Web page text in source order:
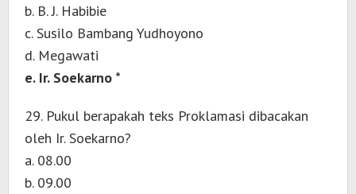
b. B. J. Habibie
c. Susilo Bambang Yudhoyono
d. Megawati
e. Ir. Soekarno *
29. Pukul berapakah teks Proklamasi dibacakan
oleh Ir. Soekarno?
a. 08.00
b. 09.00